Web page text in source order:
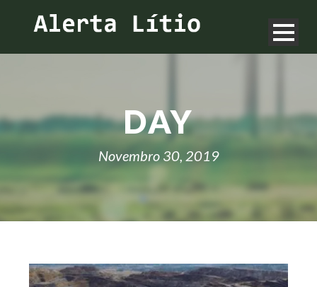
DAY
Novembro 30, 2019